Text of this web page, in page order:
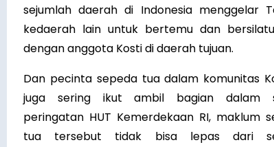
sejumlah daerah di Indonesia menggelar
kedaerah lain untuk bertemu dan
dengan anggota Kosti di daerah tujuan.
Dan pecinta sepeda tua dalam komunitas
juga sering ikut ambil bagian dalam
peringatan HUT Kemerdekaan RI, maklum
tua tersebut tidak bisa lepas dari